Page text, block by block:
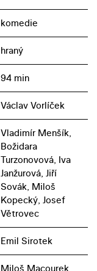
komedie
hraný
94 min
Václav Vorlíček
Vladimír Menšík,
Božidara
Turzonovová, Iva
Janžurová, Jiří
Sovák, Miloš
Kopecký, Josef
Větrovec
Emil Sirotek